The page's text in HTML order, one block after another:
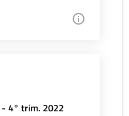
4° trim. 2022